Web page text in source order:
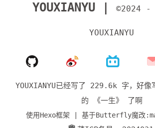
YOUXIANYU | ©2024 -
YOUXIANYU
YOUXIANYU已经写了 229.6k 字， 好像
的 《一生》 了啊
使用Hexo框架 | 基于Butterfly魔改